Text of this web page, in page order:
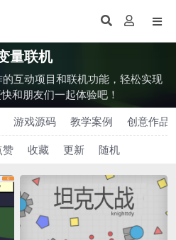
量联机
互动项目和联机功能，轻松实现
和朋友们一起体验吧！
游戏源码 教学案例
创意作品
赞 收藏 更新 随机